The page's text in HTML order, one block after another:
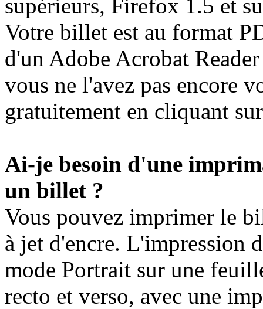
supérieurs, Firefox 1.5 et
Votre billet est au format
d'un Adobe Acrobat
vous ne l'avez pas encore
gratuitement en cliquant
Ai-je besoin d'une
un billet ?
Vous pouvez imprimer le
à jet d'encre. L'impression
mode Portrait sur une
recto et verso, avec une